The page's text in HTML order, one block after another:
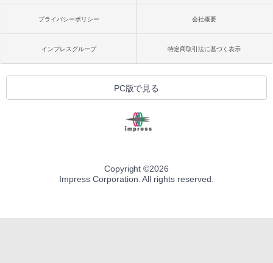
プライバシーポリシー 会社概要
インプレスグループ 特定商取引法に基づく表示
PC版で見る
Copyright ©2026
Impress Corporation. All rights reserved.